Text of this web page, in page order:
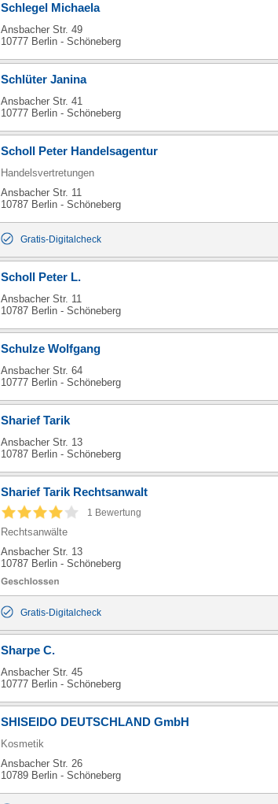
Schlegel Michaela
Ansbacher Str. 49
10777 Berlin - Schöneberg
Schlüter Janina
Ansbacher Str. 41
10777 Berlin - Schöneberg
Scholl Peter Handelsagentur
Handelsvertretungen
Ansbacher Str. 11
10787 Berlin - Schöneberg
Gratis-Digitalcheck
Scholl Peter L.
Ansbacher Str. 11
10787 Berlin - Schöneberg
Schulze Wolfgang
Ansbacher Str. 64
10777 Berlin - Schöneberg
Sharief Tarik
Ansbacher Str. 13
10787 Berlin - Schöneberg
Sharief Tarik Rechtsanwalt
1 Bewertung
Rechtsanwälte
Ansbacher Str. 13
10787 Berlin - Schöneberg
Gratis-Digitalcheck
Sharpe C.
Ansbacher Str. 45
10777 Berlin - Schöneberg
SHISEIDO DEUTSCHLAND GmbH
Kosmetik
Ansbacher Str. 26
10789 Berlin - Schöneberg